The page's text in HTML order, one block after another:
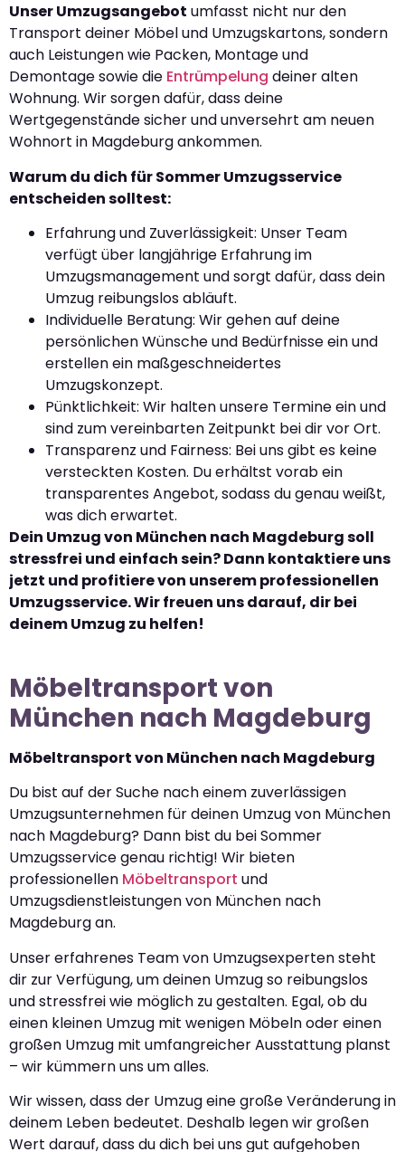
Unser Umzugsangebot umfasst nicht nur den
Transport deiner Möbel und Umzugskartons, sondern
auch Leistungen wie Packen, Montage und
Demontage sowie die Entrümpelung deiner alten
Wohnung. Wir sorgen dafür, dass deine
Wertgegenstände sicher und unversehrt am neuen
Wohnort in Magdeburg ankommen.
Warum du dich für Sommer Umzugsservice
entscheiden solltest:
Erfahrung und Zuverlässigkeit: Unser Team
verfügt über langjährige Erfahrung im
Umzugsmanagement und sorgt dafür, dass dein
Umzug reibungslos abläuft.
Individuelle Beratung: Wir gehen auf deine
persönlichen Wünsche und Bedürfnisse ein und
erstellen ein maßgeschneidertes
Umzugskonzept.
Pünktlichkeit: Wir halten unsere Termine ein und
sind zum vereinbarten Zeitpunkt bei dir vor Ort.
Transparenz und Fairness: Bei uns gibt es keine
versteckten Kosten. Du erhältst vorab ein
transparentes Angebot, sodass du genau weißt,
was dich erwartet.
Dein Umzug von München nach Magdeburg soll
stressfrei und einfach sein? Dann kontaktiere uns
jetzt und profitiere von unserem professionellen
Umzugsservice. Wir freuen uns darauf, dir bei
deinem Umzug zu helfen!
Möbeltransport von
München nach Magdeburg
Möbeltransport von München nach Magdeburg
Du bist auf der Suche nach einem zuverlässigen
Umzugsunternehmen für deinen Umzug von München
nach Magdeburg? Dann bist du bei Sommer
Umzugsservice genau richtig! Wir bieten
professionellen Möbeltransport und
Umzugsdienstleistungen von München nach
Magdeburg an.
Unser erfahrenes Team von Umzugsexperten steht
dir zur Verfügung, um deinen Umzug so reibungslos
und stressfrei wie möglich zu gestalten. Egal, ob du
einen kleinen Umzug mit wenigen Möbeln oder einen
großen Umzug mit umfangreicher Ausstattung planst
– wir kümmern uns um alles.
Wir wissen, dass der Umzug eine große Veränderung in
deinem Leben bedeutet. Deshalb legen wir großen
Wert darauf, dass du dich bei uns gut aufgehoben